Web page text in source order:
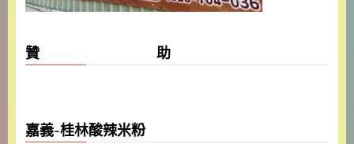
贊 助
嘉義-桂林酸辣米粉